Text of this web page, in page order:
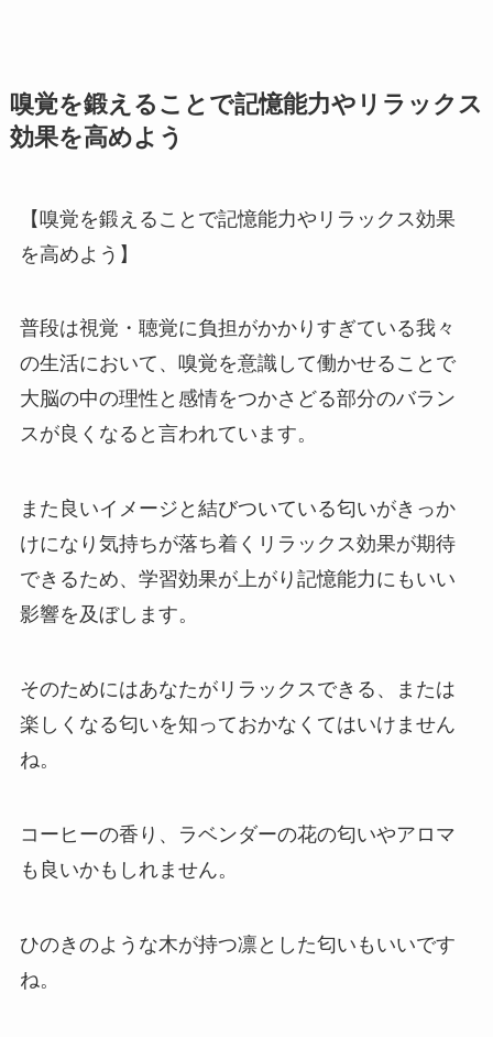
嗅覚を鍛えることで記憶能力やリラックス
効果を高めよう
【嗅覚を鍛えることで記憶能力やリラックス効果
を高めよう】
普段は視覚・聴覚に負担がかかりすぎている我々
の生活において、嗅覚を意識して働かせることで
大脳の中の理性と感情をつかさどる部分のバラン
スが良くなると言われています。
また良いイメージと結びついている匂いがきっか
けになり気持ちが落ち着くリラックス効果が期待
できるため、学習効果が上がり記憶能力にもいい
影響を及ぼします。
そのためにはあなたがリラックスできる、または
楽しくなる匂いを知っておかなくてはいけません
ね。
コーヒーの香り、ラベンダーの花の匂いやアロマ
も良いかもしれません。
ひのきのような木が持つ凛とした匂いもいいです
ね。